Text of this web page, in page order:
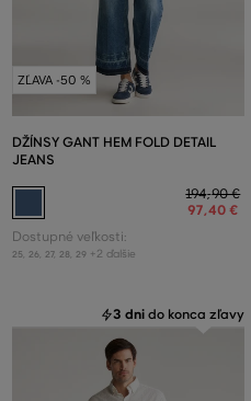
ZĽAVA -50 %
DŽÍNSY GANT HEM FOLD DETAIL
JEANS
194,90 €
97,40 €
Dostupné veľkosti:
25 26 27, 28 29 +2 ďalšie
3 dni do konca zľavy